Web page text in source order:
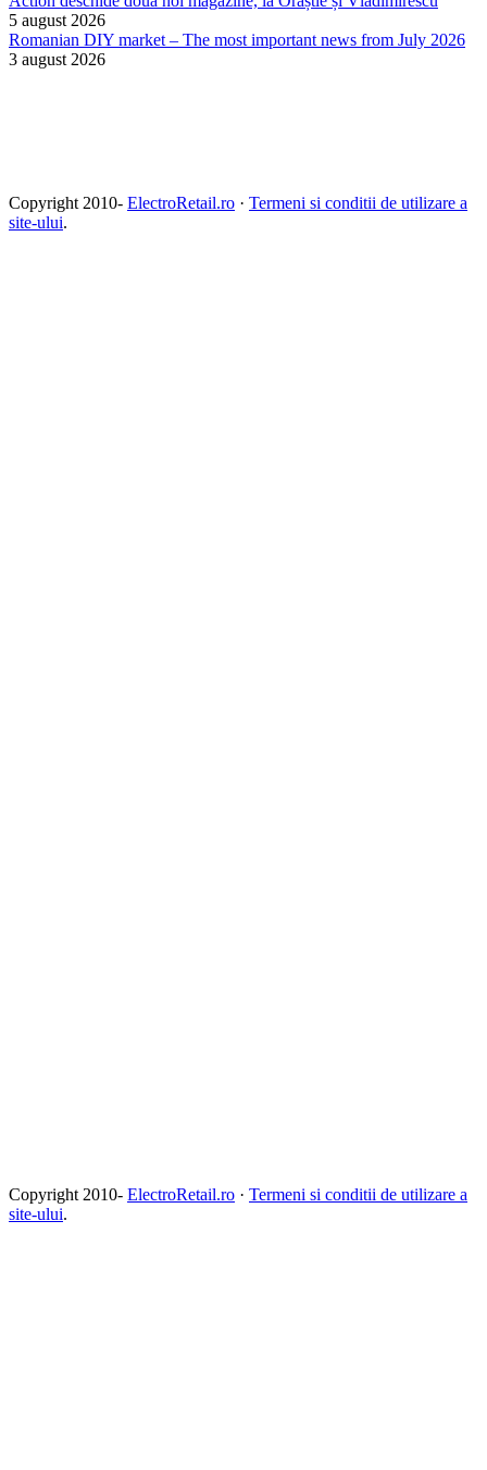
5 august 2026
Romanian DIY market – The most important news from July 2026
3 august 2026
Copyright 2010- ElectroRetail.ro · Termeni si conditii de utilizare a
site-ului.
Copyright 2010- ElectroRetail.ro · Termeni si conditii de utilizare a
site-ului.